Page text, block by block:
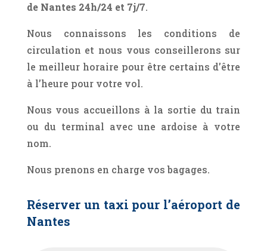
de Nantes 24h/24 et 7j/7.
Nous connaissons les conditions de
circulation et nous vous conseillerons sur
le meilleur horaire pour être certains d’être
à l’heure pour votre vol.
Nous vous accueillons à la sortie du train
ou du terminal avec une ardoise à votre
nom.
Nous prenons en charge vos bagages.
Réserver un taxi pour l’aéroport de
Nantes